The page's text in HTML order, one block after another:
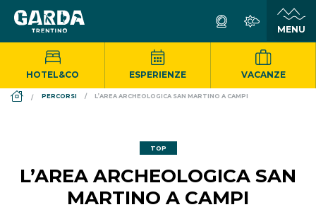
HOTEL&CO ESPERIENZE VACANZE
DS_BREADCRUMB.HOME
PERCORSI L’AREA ARCHEOLOGICA SAN MARTINO A CAMPI
TOP
L’AREA ARCHEOLOGICA SAN
MARTINO A CAMPI